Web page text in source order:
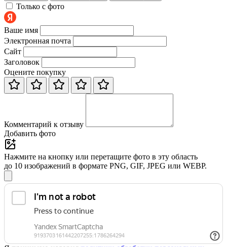
Только с фото
Ваше имя
Электронная почта
Сайт
Заголовок
Оцените покупку
Комментарий к отзыву
Добавить фото
Нажмите на кнопку или перетащите фото в эту область
до 10 изображений в формате PNG, GIF, JPEG или WEBP.